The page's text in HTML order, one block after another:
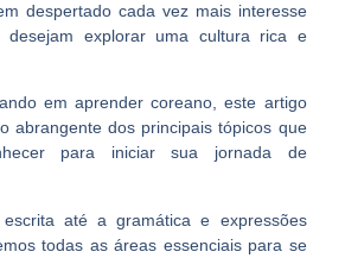
despertado cada vez mais interesse
desejam explorar uma cultura rica e
em aprender coreano, este artigo
abrangente dos principais tópicos que
para iniciar sua jornada de
até a gramática e expressões
todas as áreas essenciais para se